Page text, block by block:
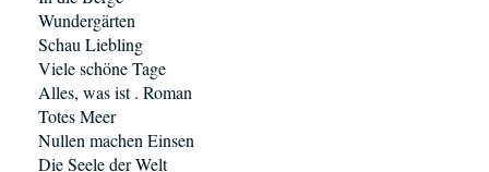
Wundergärten
Schau Liebling
Viele schöne Tage
Alles, was ist . Roman
Totes Meer
Nullen machen Einsen
Die Seele der Welt